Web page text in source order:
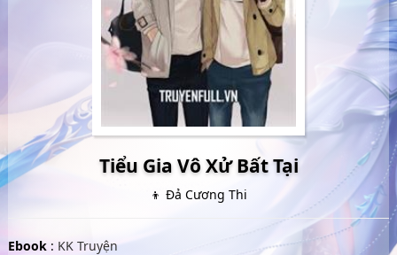
Tiểu Gia Vô Xử Bất Tại
👦 Đả Cương Thi
Ebook : KK Truyện